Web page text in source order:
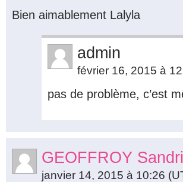
Bien aimablement Lalyla
admin
février 16, 2015 à
pas de problème, c’est
GEOFFROY
janvier 14, 2015 à 10:26